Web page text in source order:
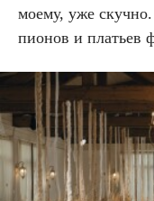
моему, уже
пионов и платьев